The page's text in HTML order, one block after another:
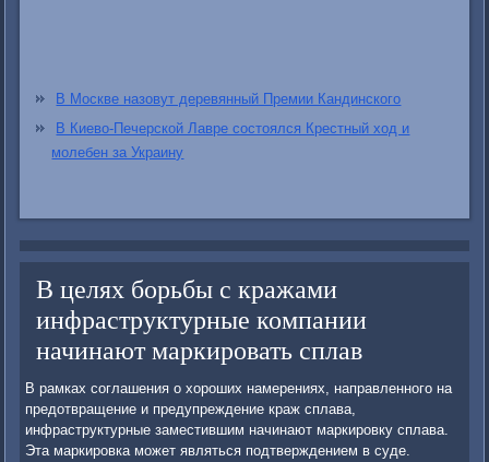
В Москве назовут деревянный Премии Кандинского
В Киево-Печерской Лавре состоялся Крестный ход и
молебен за Украину
В целях борьбы с кражами
инфраструктурные компании
начинают маркировать сплав
В рамках соглашения о хороших намерениях, направленного на
предотвращение и предупреждение краж сплава,
инфраструктурные заместившим начинают маркировку сплава.
Эта маркировка может являться подтверждением в суде.